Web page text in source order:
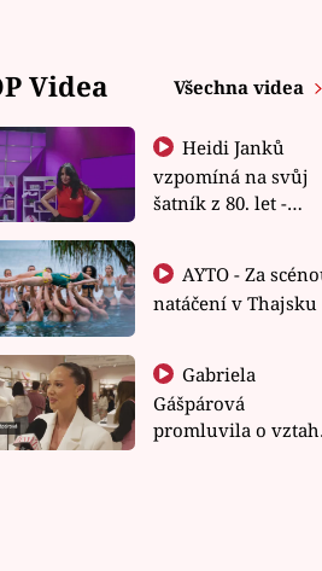
Videa Všechna videa
Heidi Janků
vzpomíná na svůj
šatník z 80. let -
natáčení v Thajsku
Gabriela
Gášpárová
promluvila o